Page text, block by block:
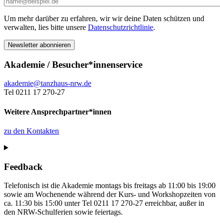
Um mehr darüber zu erfahren, wir wir deine Daten schützen und
verwalten, lies bitte unsere Datenschutzrichtlinie.
Akademie / Besucher*innenservice
akademie@tanzhaus-nrw.de
Tel 0211 17 270-27
Weitere Ansprechpartner*innen
zu den Kontakten
Feedback
Telefonisch ist die Akademie montags bis freitags ab 11:00 bis 19:00
sowie am Wochenende während der Kurs- und Workshopzeiten von
ca. 11:30 bis 15:00 unter Tel 0211 17 270-27 erreichbar, außer in
den NRW-Schulferien sowie feiertags.